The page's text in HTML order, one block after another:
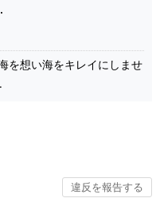
を想い海をキレイにしませ